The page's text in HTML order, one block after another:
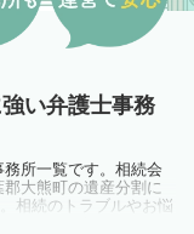
い弁護士事務
所一覧です。相続会
大熊町の遺産分割に
相続のトラブルやお悩
みましょう。